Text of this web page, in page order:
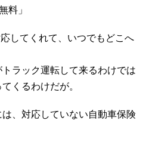
料」
してくれて、いつでもどこへ
ラック運転して来るわけでは
くるわけだが。
、対応していない自動車保険